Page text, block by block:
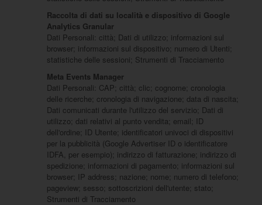
Raccolta di dati su località e dispositivo di Google
Analytics Granular
Dati Personali: città; Dati di utilizzo; informazioni sul
browser; informazioni sul dispositivo; numero di Utenti;
statistiche delle sessioni; Strumenti di Tracciamento
Meta Events Manager
Dati Personali: CAP; città; clic; cognome; cronologia
delle ricerche; cronologia di navigazione; data di nascita;
Dati comunicati durante l'utilizzo del servizio; Dati di
utilizzo; dati relativi al punto vendita; email; ID
dell'ordine; ID Utente; identificatori univoci di dispositivi
per la pubblicità (Google Advertiser ID o identificatore
IDFA, per esempio); indirizzo di fatturazione; indirizzo di
spedizione; informazioni di pagamento; informazioni sul
browser; IP address; nazione; nome; numero di telefono;
pageview; sesso; sottoscrizioni dell'utente; stato;
Strumenti di Tracciamento